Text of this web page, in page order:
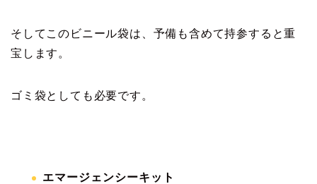
そしてこのビニール袋は、予備も含めて持参すると重
宝します。
ゴミ袋としても必要です。
エマージェンシーキット